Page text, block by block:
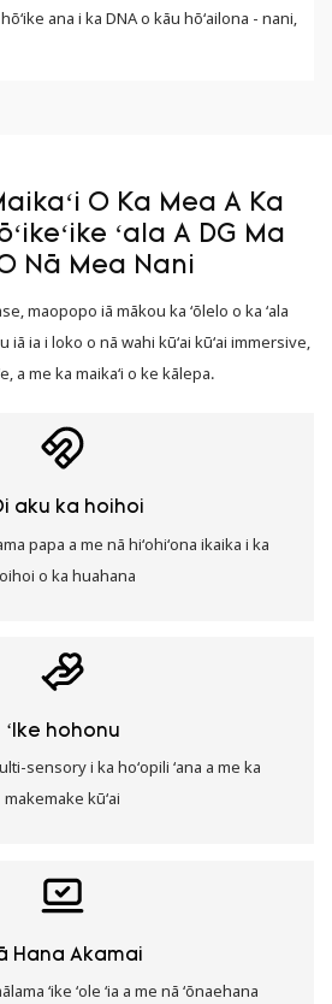
ana i ka DNA o kāu hōʻailona - nani,
O Ka Mea A Ka
ʻala A DG Ma
Nā Mea Nani
maopopo iā mākou ka ʻōlelo o ka ʻala
ia i loko o nā wahi kūʻai kūʻai immersive,
a me ka maikaʻi o ke kālepa.
aku ka hoihoi
papa a me nā hiʻohiʻona ikaika i ka
o ka huahana
ʻIke hohonu
sensory i ka hoʻopili ʻana a me ka
makemake kūʻai
Hana Akamai
ʻike ʻole ʻia a me nā ʻōnaehana